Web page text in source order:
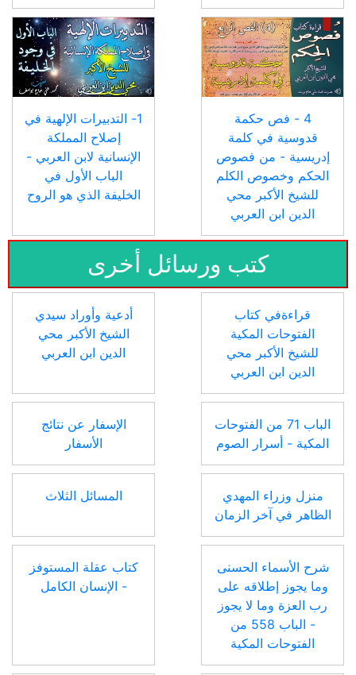
4 - فص حكمة
قدوسية في كلمة
إدريسية - من فصوص
الحكم وخصوص الكلم
للشيخ الأكبر محي
الدين ابن العربي
1- التدبيرات الإلهية في
إصلاح المملكة
الإنسانية لابن العربي -
الباب الأول في
الخليفة الذي هو الروح
كتب ورسائل أخرى
قراءةفي كتاب
الفتوحات المكية
للشيخ الأكبر محي
الدين ابن العربي
أدعية وأوراد سيدي
الشيخ الأكبر محي
الدين ابن العربي
الباب 71 من الفتوحات
المكية - أسرار الصوم
الإسفار عن نتائج
الأسفار
منزل وزراء المهدي
الظاهر في آخر الزمان
المسائل الثلاث
شرح الأسماء الحسنى
وما يجوز إطلاقه على
رب العزة وما لا يجوز
- الباب 558 من
الفتوحات المكية
كتاب عقلة المستوفز
- الإنسان الكامل